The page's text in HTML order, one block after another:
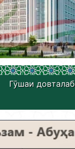
Гӯшаи довталаб